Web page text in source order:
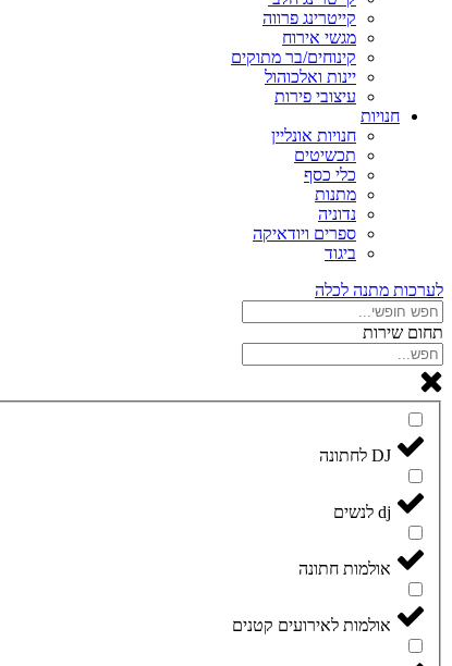
קייטרינג פרווה
מגשי אירוח
קינוחים/בר מתוקים
יינות ואלכוהול
עיצובי פירות
חנויות
חנויות אונליין
תכשיטים
כלי כסף
מתנות
נדוניה
ספרים ויודאיקה
ביגוד
לערכות מתנה לכלה
תחום שירות
DJ לחתונה
dj לנשים
אולמות חתונה
אולמות לאירועים קטנים